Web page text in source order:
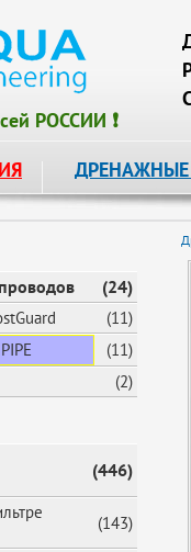
РОССИИ ❗
(24)
(11)
(11)
(2)
(446)
(143)